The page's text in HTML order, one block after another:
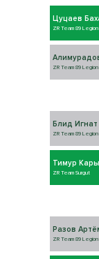
Цуцаев
ZR Team 89 Legion
ZR Team 89 Legion
Блид Игнат
ZR Team 89 Legion
Тимур
ZR Team Surgut
Разов
ZR Team 89 Legion